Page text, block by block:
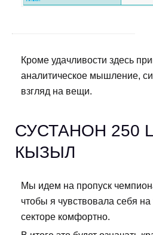
Кроме удачливости здесь
аналитическое мышление,
взгляд на вещи.
СУСТАНОН 250
КЫЗЫЛ
Мы идем на пропуск
чтобы я чувствовала себя
секторе комфортно.